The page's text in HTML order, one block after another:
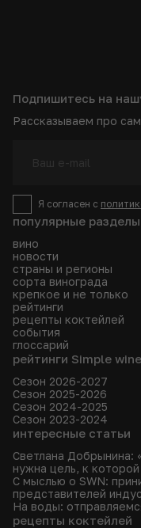
популярные разделы
вино
новости
страны и регионы
сорта винограда
крепкое и не только
рейтинги
рецепты коктейлей
события
глоссарий
рейтинги Simple
Сезон 2026-2027
Сезон 2025-2026
Сезон 2024-2025
Сезон 2023-2024
интересные статьи
Светлана Добрынина:
нужна цель, к
С мыслью о SWN:
представителей
На воды:
рецепты коктейлей
Подпишитесь на
Рассказываем про
Я согласен с